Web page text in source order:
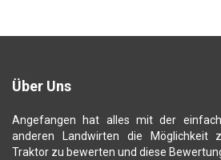
Über Uns
Angefangen hat alles mit der
anderen Landwirten die Möglichkeit
Traktor zu bewerten und diese